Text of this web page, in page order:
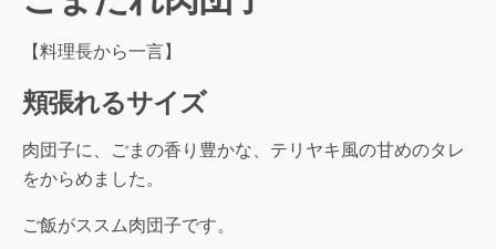
【料理長から一言】
頬張れるサイズ
肉団子に、ごまの香り豊かな、テリヤキ風の甘めのタレ
をからめました。
ご飯がススム肉団子です。